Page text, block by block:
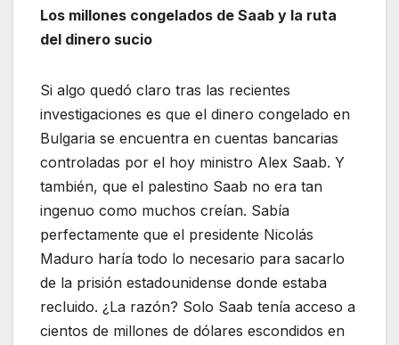
Los millones congelados de Saab y la ruta
del dinero sucio
Si algo quedó claro tras las recientes
investigaciones es que el dinero congelado en
Bulgaria se encuentra en cuentas bancarias
controladas por el hoy ministro Alex Saab. Y
también, que el palestino Saab no era tan
ingenuo como muchos creían. Sabía
perfectamente que el presidente Nicolás
Maduro haría todo lo necesario para sacarlo
de la prisión estadounidense donde estaba
recluido. ¿La razón? Solo Saab tenía acceso a
cientos de millones de dólares escondidos en